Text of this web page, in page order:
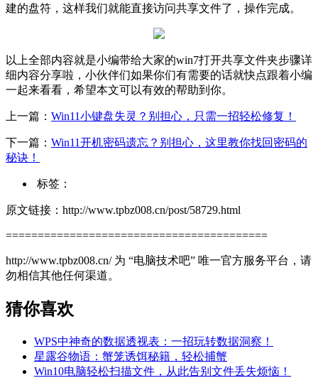
建的盘符，这样我们就能直接访问共享文件了，操作完成。
以上全部内容就是小编带给大家的win7打开共享文件夹步骤详
细内容分享啦，小伙伴们如果你们有需要的话就快点跟着小编
一起来看看，希望本文可以有效的帮助到你。
上一篇： Win11小键盘失灵？别担心，只需一招轻松修复！
下一篇： Win11开机密码遗忘？别担心，这里教你找回密码的
秘诀！
标签：
原文链接：http://www.tpbz008.cn/post/58729.html
=========================================
http://www.tpbz008.cn/ 为 “电脑技术吧” 唯一官方服务平台，请
勿相信其他任何渠道。
猜你喜欢
WPS中神奇的数据透视表：一招玩转数据洞察！
星露谷物语：蟹笼诱饵秘籍，轻松捕蟹
Win10电脑轻松扫描文件，从此告别文件丢失烦恼！